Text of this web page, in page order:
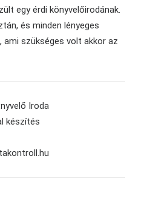
egy érdi könyvelőirodának.
és minden lényeges
szükséges volt akkor az
Iroda
készítés